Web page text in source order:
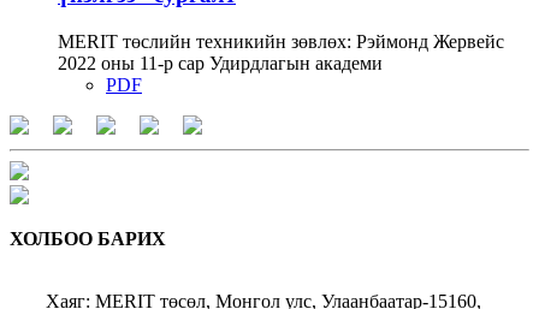
MERIT төслийн техникийн зөвлөх: Рэймонд Жервейс
2022 оны 11-р сар Удирдлагын академи
PDF
ХОЛБОО БАРИХ
Хаяг: MERIT төсөл, Монгол улс, Улаанбаатар-15160,